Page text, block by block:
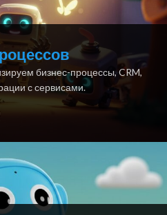
бизнес-процессы, CRM,
с сервисами.